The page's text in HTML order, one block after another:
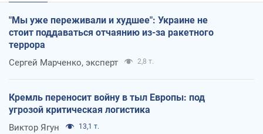
"Мы уже переживали и худшее": Украине не
стоит поддаваться отчаянию из-за ракетного
террора
Сергей Марченко, эксперт 2,8 т.
Кремль переносит войну в тыл Европы: под
угрозой критическая логистика
Виктор Ягун 13,1 т.